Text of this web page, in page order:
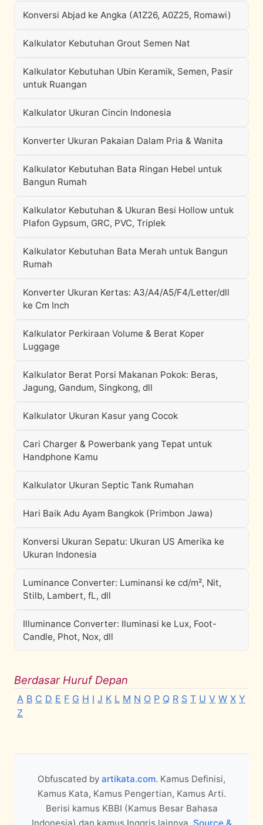
Konversi Abjad ke Angka (A1Z26, A0Z25, Romawi)
Kalkulator Kebutuhan Grout Semen Nat
Kalkulator Kebutuhan Ubin Keramik, Semen, Pasir
untuk Ruangan
Kalkulator Ukuran Cincin Indonesia
Konverter Ukuran Pakaian Dalam Pria & Wanita
Kalkulator Kebutuhan Bata Ringan Hebel untuk
Bangun Rumah
Kalkulator Kebutuhan & Ukuran Besi Hollow untuk
Plafon Gypsum, GRC, PVC, Triplek
Kalkulator Kebutuhan Bata Merah untuk Bangun
Rumah
Konverter Ukuran Kertas: A3/A4/A5/F4/Letter/dll
ke Cm Inch
Kalkulator Perkiraan Volume & Berat Koper
Luggage
Kalkulator Berat Porsi Makanan Pokok: Beras,
Jagung, Gandum, Singkong, dll
Kalkulator Ukuran Kasur yang Cocok
Cari Charger & Powerbank yang Tepat untuk
Handphone Kamu
Kalkulator Ukuran Septic Tank Rumahan
Hari Baik Adu Ayam Bangkok (Primbon Jawa)
Konversi Ukuran Sepatu: Ukuran US Amerika ke
Ukuran Indonesia
Luminance Converter: Luminansi ke cd/m², Nit,
Stilb, Lambert, fL, dll
Illuminance Converter: Iluminasi ke Lux, Foot-
Candle, Phot, Nox, dll
Berdasar Huruf Depan
A B C D E F G H I J K L M N O P Q R S T U V W X Y
Z
Obfuscated by artikata.com. Kamus Definisi,
Kamus Kata, Kamus Pengertian, Kamus Arti.
Berisi kamus KBBI (Kamus Besar Bahasa